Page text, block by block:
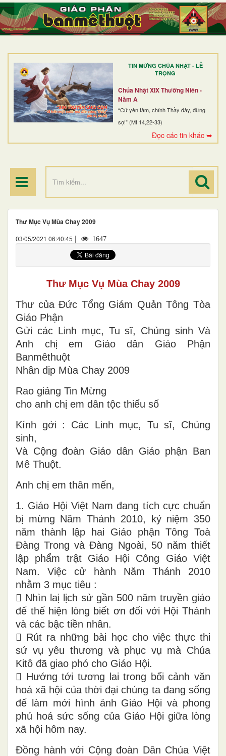
TIN MỪNG CHÚA NHẬT - LỄ
TRỌNG
Chúa Nhật XIX Thường Niên -
Năm A
“Cứ yên tâm, chính Thầy đây, đừng
sợ!” (Mt 14,22-33)
Đọc các tin khác ➥
TRANG NHẤT
GIỚI THIỆU
DÒNG TU
BAN MỤC VỤ
ĐOÀN THỂ CG
Thư Mục Vụ Mùa Chay 2009
03/05/2021 06:40:45 | 1647
Thư Mục Vụ Mùa Chay 2009
Thư của Đức Tổng Giám Quản Tông Tòa
Giáo Phận
Gửi các Linh mục, Tu sĩ, Chủng sinh Và
Anh chị em Giáo dân Giáo Phận
Banmêthuột
Nhân dịp Mùa Chay 2009
Rao giảng Tin Mừng
cho anh chị em dân tộc thiểu số
Kính gởi : Các Linh mục, Tu sĩ, Chủng
sinh,
Và Cộng đoàn Giáo dân Giáo phận Ban
Mê Thuột.
Anh chị em thân mến,
1. Giáo Hội Việt Nam đang tích cực chuẩn
bị mừng Năm Thánh 2010, kỷ niệm 350
năm thành lập hai Giáo phận Tông Toà
Đàng Trong và Đàng Ngoài, 50 năm thiết
lập phẩm trật Giáo Hội Công Giáo Việt
Nam. Việc cử hành Năm Thánh 2010
nhằm 3 mục tiêu :
 Nhìn laị lịch sử gần 500 năm truyền giáo
để thể hiện lòng biết ơn đối với Hội Thánh
và các bậc tiền nhân.
 Rút ra những bài học cho việc thực thi
sứ vụ yêu thương và phục vụ mà Chúa
Kitô đã giao phó cho Giáo Hội.
 Hướng tới tương lai trong bối cảnh văn
hoá xã hội của thời đại chúng ta đang sống
để làm mới hình ảnh Giáo Hội và phong
phú hoá sức sống của Giáo Hội giữa lòng
xã hội hôm nay.
Đồng hành với Cộng đoàn Dân Chúa Việt